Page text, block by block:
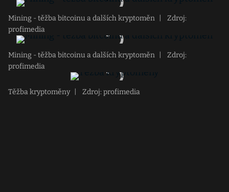
Mining - těžba bitcoinu a dalších kryptoměn
Zdroj:
profimedia
Mining - těžba bitcoinu a dalších kryptoměn
Zdroj:
profimedia
Těžba kryptoměny Zdroj: profimedia